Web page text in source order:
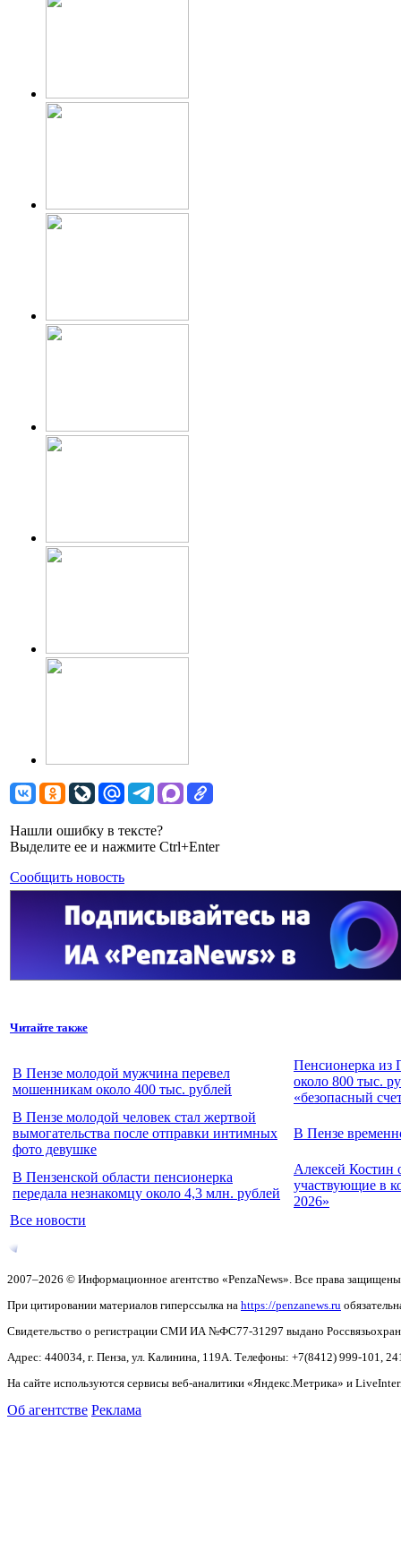
Нашли ошибку в тексте?
Выделите ее и нажмите Ctrl+Enter
Сообщить новость
Читайте также
В Пензе молодой мужчина перевел
мошенникам около 400 тыс. рублей
Пенсионерка из
около 800 тыс.
«безопасный
В Пензе молодой человек стал жертвой
вымогательства после отправки интимных
фото девушке
В Пензе
В Пензенской области пенсионерка
передала незнакомцу около 4,3 млн. рублей
Алексей Костин
участвующие в
2026»
Все новости
2007–2026 © Информационное агентство «PenzaNews». Все права
При цитировании материалов гиперссылка на https://penzanews.ru
Свидетельство о регистрации СМИ ИА №ФС77-31297 выдано
Адрес: 440034, г. Пенза, ул. Калинина, 119А. Телефоны: +7(8412) 999-101,
На сайте используются сервисы веб-аналитики «Яндекс.Метрика» и
Об агентстве Реклама